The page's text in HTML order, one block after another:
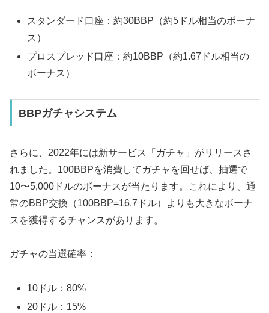
スタンダード口座：約30BBP（約5ドル相当のボーナ
ス）
プロスプレッド口座：約10BBP（約1.67ドル相当の
ボーナス）
BBPガチャシステム
さらに、2022年には新サービス「ガチャ」がリリースさ
れました。100BBPを消費してガチャを回せば、抽選で
10〜5,000ドルのボーナスが当たります。これにより、通
常のBBP交換（100BBP=16.7ドル）よりも大きなボーナ
スを獲得するチャンスがあります。
ガチャの当選確率：
10ドル：80%
20ドル：15%